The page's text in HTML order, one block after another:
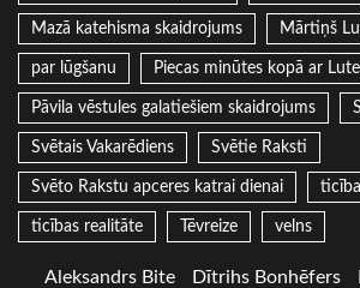
Mazā katehisma skaidrojums Mārtiņš
par lūgšanu Piecas minūtes kopā ar
Pāvila vēstules galatiešiem skaidrojums
Svētais Vakarēdiens Svētie Raksti
Svēto Rakstu apceres katrai dienai ticība
ticības realitāte Tēvreize velns
Aleksandrs Bite Dītrihs Bonhēfers